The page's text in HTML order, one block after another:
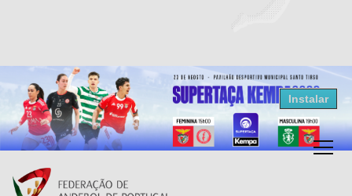
Resultados Andebol
Federação de Andebol de Portugal
Grátis - Disponivel na Play Store
Instalar